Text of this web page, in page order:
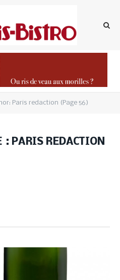
Paris redaction (Page 56)
: PARIS REDACTION